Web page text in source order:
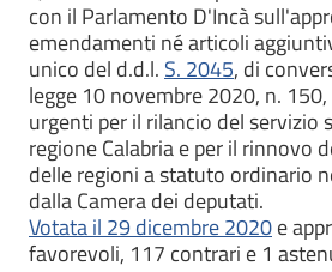
con il Parlamento D'Incà
emendamenti né articoli
unico del d.d.l. S. 2045, di
legge 10 novembre 2020, n.
urgenti per il rilancio del servizio
regione Calabria e per il rinnovo
delle regioni a statuto ordinario
dalla Camera dei deputati.
Votata il 29 dicembre 2020e
favorevoli, 117 contrari e 1